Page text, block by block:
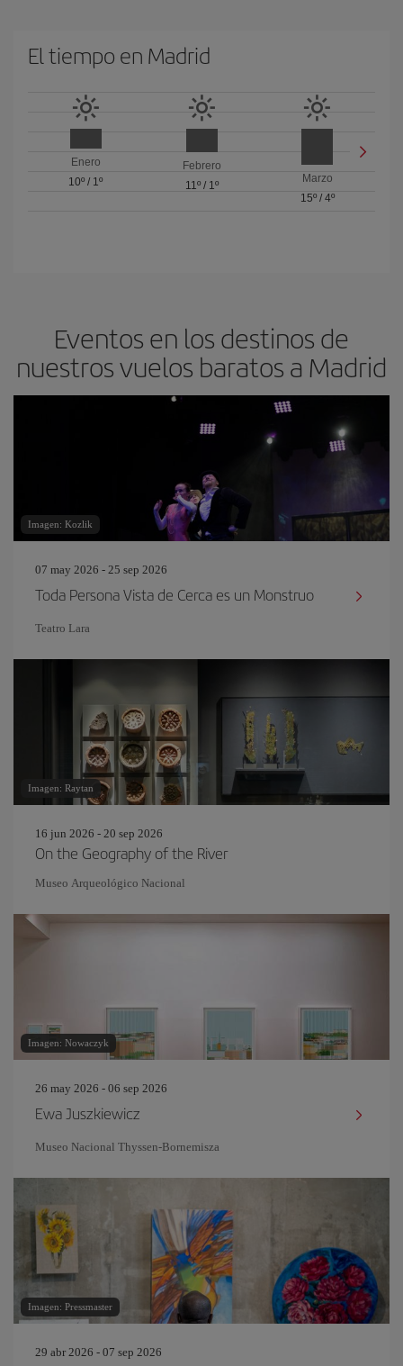
El tiempo en Madrid
Enero
10º / 1º
Febrero
11º/ 1º
Marzo
15º/ 4º
Eventos en los destinos de
nuestros vuelos baratos a Madrid
Imagen: Kozlik
07 may 2026 - 25 sep 2026
Toda Persona Vista de Cerca es un Monstruo
Teatro Lara
Imagen: Raytan
16 jun 2026 - 20 sep 2026
On the Geography of the River
Museo Arqueológico Nacional
Imagen: Nowaczyk
26 may 2026 - 06 sep 2026
Ewa Juszkiewicz
Museo Nacional Thyssen-Bornemisza
Imagen: Pressmaster
29 abr 2026 - 07 sep 2026